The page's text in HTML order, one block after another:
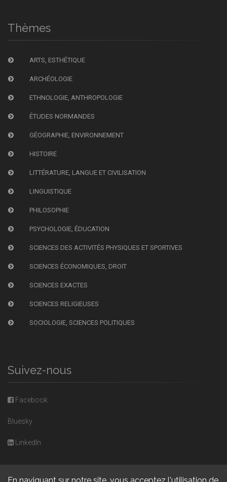
Thèmes
ARTS, ESTHÉTIQUE
ARCHÉOLOGIE
ETHNOLOGIE, ANTHROPOLOGIE
ÉTUDES NORMANDES
GÉOGRAPHIE, ENVIRONNEMENT
HISTOIRE
LITTÉRATURE, LANGUE ET CIVILISATION
LINGUISTIQUE
PHILOSOPHIE
PSYCHOLOGIE, ÉDUCATION
SCIENCES DES ACTIVITÉS PHYSIQUES ET SPORTIVES
SCIENCES ÉCONOMIQUES, DROIT
SCIENCES EXACTES
SCIENCES RELIGIEUSES
SOCIOLOGIE, SCIENCES POLITIQUES
Suivez-nous
Facebook
Bluesky
LinkedIn